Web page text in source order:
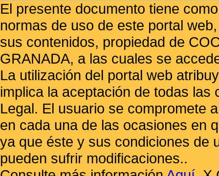
El presente documento tiene
normas de uso de este portal
sus contenidos, propiedad de
GRANADA, a las cuales se
La utilización del portal web
implica la aceptación de todas
Legal. El usuario se compromete
en cada una de las ocasiones en
ya que éste y sus condiciones de
pueden sufrir modificaciones..